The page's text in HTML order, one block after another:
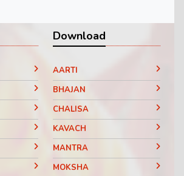
Download
AARTI
BHAJAN
CHALISA
KAVACH
MANTRA
MOKSHA